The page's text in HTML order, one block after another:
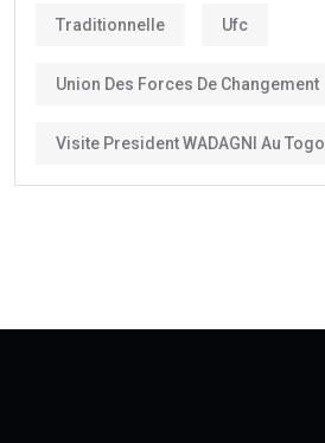
Traditionnelle Ufc
Union Des Forces De Changement
Visite President WADAGNI Au Togo